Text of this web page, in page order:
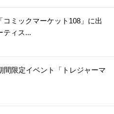
コミックマーケット108」に出
ティス...
間限定イベント「トレジャーマ